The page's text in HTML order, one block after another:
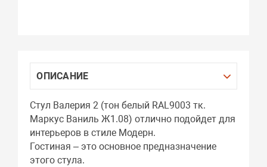
ОПИСАНИЕ
Стул Валерия 2 (тон белый RAL9003 тк.
Маркус Ваниль Ж1.08) отлично подойдет для
интерьеров в стиле Модерн.
Гостиная – это основное предназначение
этого стула.